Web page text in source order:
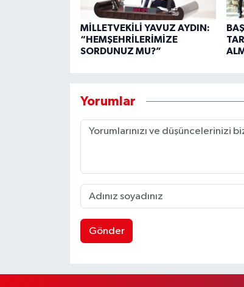
MİLLETVEKİLİ YAVUZ AYDIN:
“HEMŞEHRİLERİMİZE
SORDUNUZ MU?”
Yorumlar
Gönder